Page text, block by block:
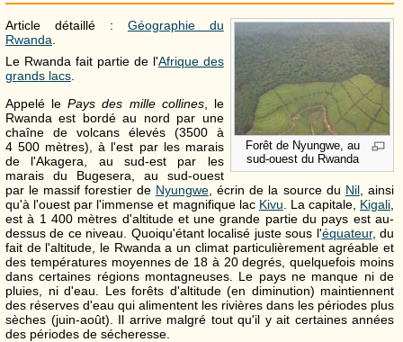
Forêt de Nyungwe, au
sud-ouest du Rwanda
Article détaillé : Géographie du
Rwanda.
Le Rwanda fait partie de l'Afrique des
grands lacs.
Appelé lePays des mille collines, le
Rwanda est bordé au nord par une
chaîne de volcans élevés (3500 à
4 500 mètres), à l'est par les marais
de l'Akagera, au sud-est par les
marais du Bugesera, au sud-ouest
par le massif forestier de Nyungwe, écrin de la source du Nil, ainsi
qu'à l'ouest par l'immense et magnifique lac Kivu . La capitale, Kigali
est à 1 400 mètres d'altitude et une grande partie du pays est au-
dessus de ce niveau. Quoiqu'étant localisé juste sous l'équateur, du
fait de l'altitude, le Rwanda a un climat particulièrement agréable et
des températures moyennes de 18 à 20 degrés, quelquefois moins
dans certaines régions montagneuses. Le pays ne manque ni de
pluies, ni d'eau. Les forêts d'altitude (en diminution) maintiennent
des réserves d'eau qui alimentent les rivières dans les périodes plus
sèches (juin-août). Il arrive malgré tout qu'il y ait certaines années
des périodes de sécheresse.